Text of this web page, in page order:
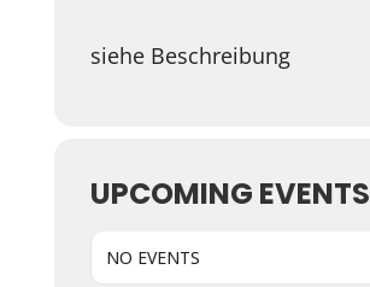
siehe Beschreibung
UPCOMING EVENTS
NO EVENTS